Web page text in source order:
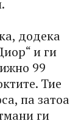
додека
и ги
99
Тие
па затоа
ги